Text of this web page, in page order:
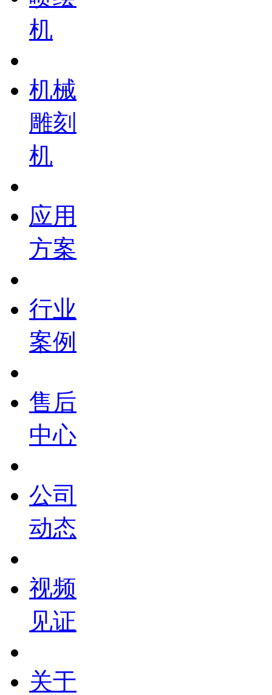
机
机械
雕刻
机
应用
方案
行业
案例
售后
中心
公司
动态
视频
见证
关于